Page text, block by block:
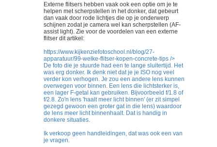
Externe flitsers hebben vaak ook een optie om je te
helpen met scherpstellen in het donker, dat gebeurt
dan vaak door rode lichtjes die op je onderwerp
schijnen zodat je camera wel kan scherpstellen (AF-
assist light). Zie voor de voordelen van een externe
flitser dit artikel:
https://www.kijkenziefotoschool.nl/blog/27-
apparatuur/99-welke-flitser-kopen-concrete-tips />
De foto die je stuurde had een te lange sluitertijd. Het
was erg donker. Ik denk niet dat je je ISO nog veel
verder kon verhogen. Je zou een andere lens kunnen
overwegen voor binnen. Een lens die lichtsterker is,
een lager F-getal kan gebruiken. Bijvoorbeeld f/1.8 of
f/2.8. Zo'n lens 'haalt meer licht binnen' (er zit simpel
gezegd gewoon een groter gat in die lens) waardoor
de lens meer licht binnenhaalt. Dat is handig in
donkere situaties.
Ik verkoop geen handleidingen, dat was ook een van
je vragen.